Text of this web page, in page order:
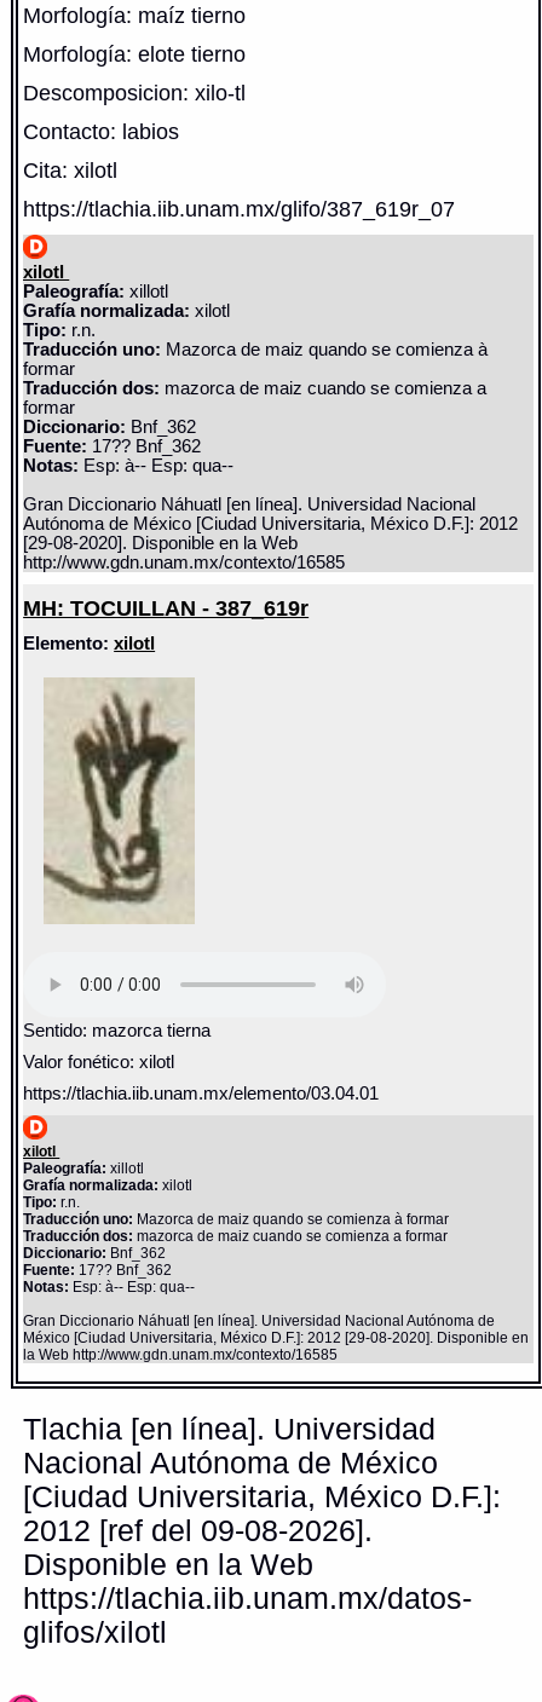
Morfología: maíz tierno
Morfología: elote tierno
Descomposicion: xilo-tl
Contacto: labios
Cita: xilotl
https://tlachia.iib.unam.mx/glifo/387_619r_07
xilotl
Paleografía: xillotl
Grafía normalizada: xilotl
Tipo: r.n.
Traducción uno: Mazorca de maiz quando se comienza à
formar
Traducción dos: mazorca de maiz cuando se comienza a
formar
Diccionario: Bnf_362
Fuente: 17?? Bnf_362
Notas: Esp: à-- Esp: qua--
Gran Diccionario Náhuatl [en línea]. Universidad Nacional
Autónoma de México [Ciudad Universitaria, México D.F.]: 2012
[29-08-2020]. Disponible en la Web
http://www.gdn.unam.mx/contexto/16585
MH: TOCUILLAN - 387_619r
Elemento:xilotl
Sentido: mazorca tierna
Valor fonético: xilotl
https://tlachia.iib.unam.mx/elemento/03.04.01
xilotl
Paleografía: xillotl
Grafía normalizada: xilotl
Tipo: r.n.
Traducción uno: Mazorca de maiz quando se comienza à formar
Traducción dos: mazorca de maiz cuando se comienza a formar
Diccionario: Bnf_362
Fuente: 17?? Bnf_362
Notas: Esp: à-- Esp: qua--
Gran Diccionario Náhuatl [en línea]. Universidad Nacional Autónoma de
México [Ciudad Universitaria, México D.F.]: 2012 [29-08-2020]. Disponible en
la Web http://www.gdn.unam.mx/contexto/16585
Tlachia [en línea]. Universidad
Nacional Autónoma de México
[Ciudad Universitaria, México D.F.]:
2012 [ref del 09-08-2026].
Disponible en la Web
https://tlachia.iib.unam.mx/datos-
glifos/xilotl